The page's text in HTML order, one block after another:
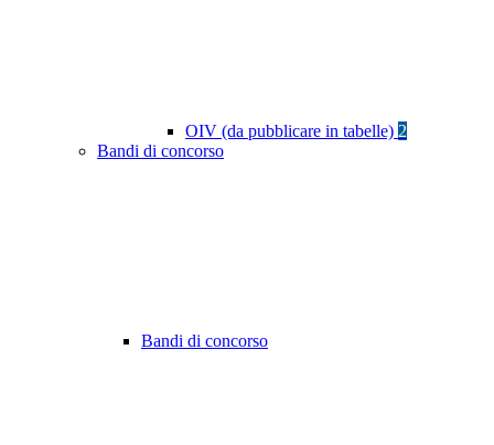
OIV (da pubblicare in tabelle) 2
Bandi di concorso
Bandi di concorso